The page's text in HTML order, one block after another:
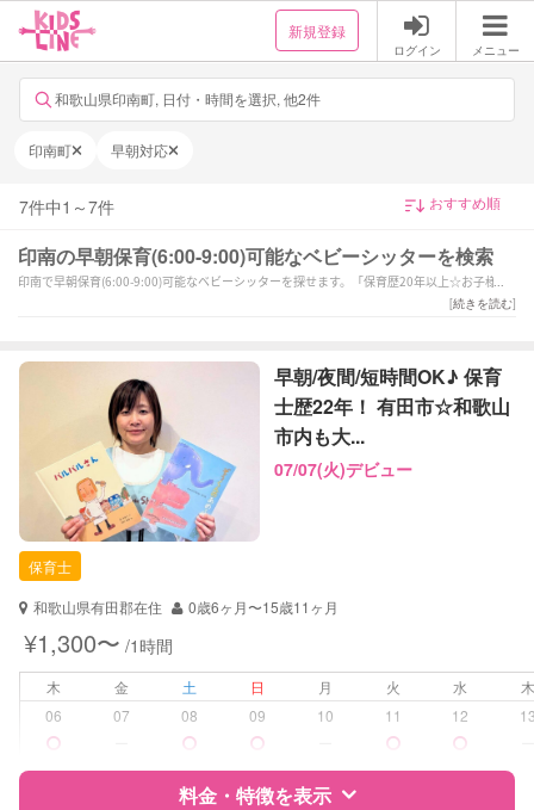
新規登録
ログイン メニュー
和歌山県印南町, 日付・時間を選択, 他2件
印南町 早朝対応
7件中1 ～7件
印南の早朝保育(6:00-9:00)可能なベビーシッターを検索
印南で早朝保育(6:00-9:00)可能なベビーシッターを探せます。「保育歴20年以上☆お子様と
保護者様に寄り添ったサポートをさせていただきます！」「夜間早朝OK◎新生児大歓迎⭐︎現
」などの強みを持つシッターが対応いたします。印南で様々なスキルを持ったサポーターの
中から、ご予算や依頼内容に合わせて選んでいただけます。
[続きを読む]
早朝/夜間/短時間OK♪ 保育
士歴22年！ 有田市☆和歌山
市内も大...
07/07(火)デビュー
保育士
和歌山県有田郡在住
0歳6ヶ月〜15歳11ヶ月
¥1,300〜 /1時間
木 金 土 日 月 火 水
06
07 08 09 10 11 12
料金・特徴を表示